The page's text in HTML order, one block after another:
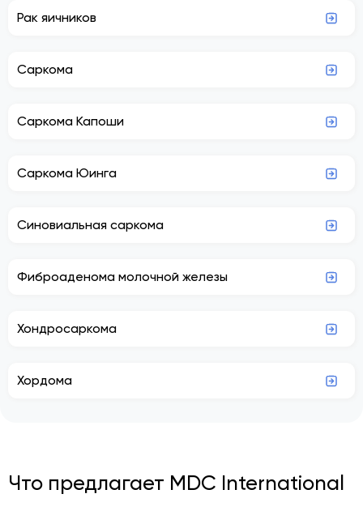
Рак яичников
Саркома
Саркома Капоши
Саркома Юинга
Синовиальная саркома
Фиброаденома молочной железы
Хондросаркома
Хордома
Что предлагает MDC International